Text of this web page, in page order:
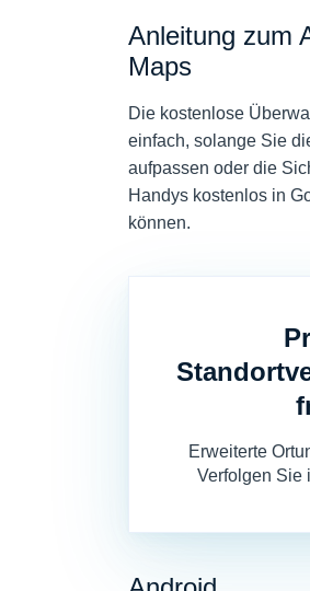
Anleitung zum
Maps
Die kostenlose
einfach, solange Sie
aufpassen oder die
Handys kostenlos in
können.
Erweiterte
Verfolgen Sie